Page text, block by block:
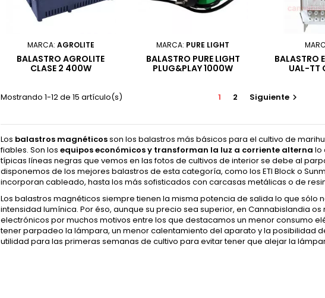
MARCA: AGROLITE
BALASTRO AGROLITE
CLASE 2 400W
MARCA: PURE LIGHT
BALASTRO PURE LIGHT
PLUG&PLAY 1000W
BALASTRO
UAL-TT
Mostrando 1-12 de 15 artículo(s) 1 2 Siguiente 
Los balastros magnéticosson los balastros más básicos para el cultivo de
fiables. Son los equipos económicos y transforman la luz a corriente alterna lo
típicas líneas negras que vemos en las fotos de cultivos de interior se debe al
disponemos de los mejores balastros de esta categoría, como los ETI Block o
incorporan cableado, hasta los más sofisticados con carcasas metálicas o de
Los balastros magnéticos siempre tienen la misma potencia de salida lo que sólo
intensidad lumínica. Por éso, aunque su precio sea superior, en Cannabislandia
electrónicos por muchos motivos entre los que destacamos un menor consumo
tener parpadeo la lámpara, un menor calentamiento del aparato y la posibilidad
utilidad para las primeras semanas de cultivo para evitar tener que alejar la